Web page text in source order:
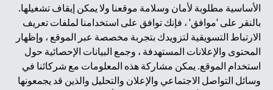
الأساسية مطلوبة لأمان وسلامة موقعنا ولا يمكن إيقاف تشغيلها.
بالنقر على 'موافق' ، فإنك توافق على استخدامنا لملفات تعريف
الارتباط التسويقية لتزويدك بتجربة مخصصة عبر الموقع ، وإظهار
المحتوى والإعلانات المستهدفة ، وجمع البيانات الإحصائية حول
استخدام الموقع. يمكن مشاركة هذه المعلومات مع شركائنا في
وسائل التواصل الاجتماعي والإعلان والتحليل والذين قد يجمعونها
سيتي بنك إن. إيه. الإمارات مسجل لدى مصرف الإمارات المركزي تحت
أرقام التراخيص 202563 لفرع الوصل في دبي، 531989 لفرع مول
الإمارات في دبي، وCN-1002019لفرع أبوظبي. هاتف: 4000 311 04.
فرع سيتي بنك إن إيه - الإمارات العربية المتحدة مرخص من مصرف
الإمارات العربية المتحدة المركزي كفرع لبنك أجنبي.
سيتي بنك إن إيه الإمارات العربية المتحدة مرخص من هيئة الأوراق المالية